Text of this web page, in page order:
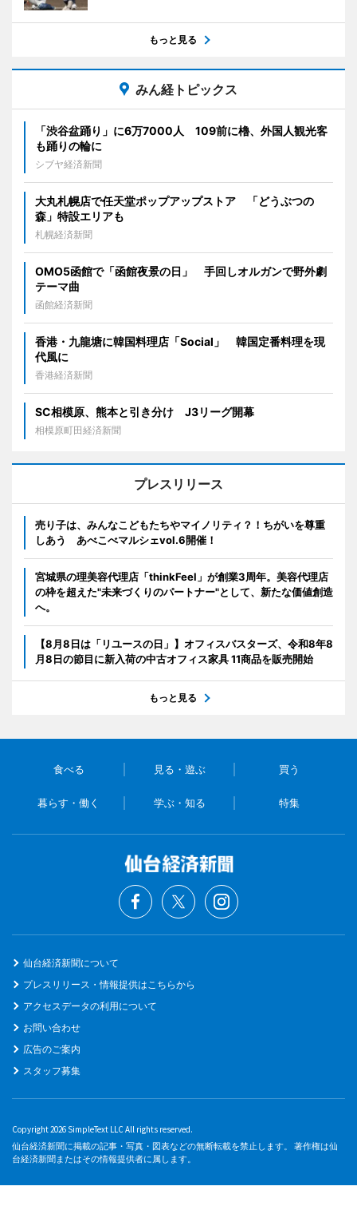
もっと見る
みん経トピックス
「渋谷盆踊り」に6万7000人 109前に櫓、外国人観光客
も踊りの輪に
シブヤ経済新聞
大丸札幌店で任天堂ポップアップストア 「どうぶつの
森」特設エリアも
札幌経済新聞
OMO5函館で「函館夜景の日」 手回しオルガンで野外劇
テーマ曲
函館経済新聞
香港・九龍塘に韓国料理店「Social」 韓国定番料理を現
代風に
香港経済新聞
SC相模原、熊本と引き分け J3リーグ開幕
相模原町田経済新聞
プレスリリース
売り子は、みんなこどもたちやマイノリティ？！ちがいを尊重
しあう あべこべマルシェvol.6開催！
宮城県の理美容代理店「thinkFeel」が創業3周年。美容代理店
の枠を超えた"未来づくりのパートナー"として、新たな価値創造
へ。
【8月8日は「リユースの日」】オフィスバスターズ、令和8年8
月8日の節目に新入荷の中古オフィス家具 11商品を販売開始
もっと見る
食べる 見る・遊ぶ 買う
暮らす・働く 学ぶ・知る 特集
仙台経済新聞について
プレスリリース・情報提供はこちらから
アクセスデータの利用について
お問い合わせ
広告のご案内
スタッフ募集
Copyright 2026 SimpleText LLC All rights reserved.
仙台経済新聞に掲載の記事・写真・図表などの無断転載を禁止します。 著作権は仙
台経済新聞またはその情報提供者に属します。